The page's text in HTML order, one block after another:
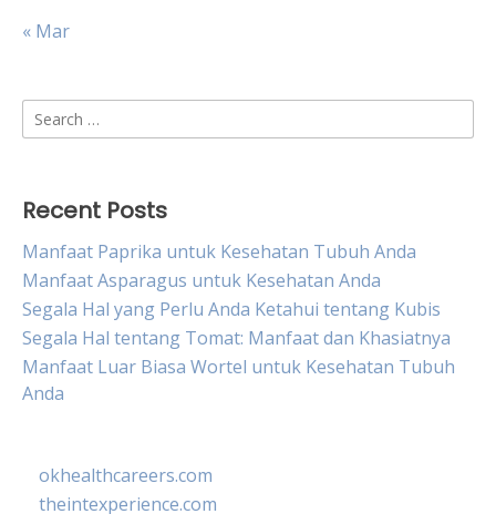
« Mar
Search
for:
Recent Posts
Manfaat Paprika untuk Kesehatan Tubuh Anda
Manfaat Asparagus untuk Kesehatan Anda
Segala Hal yang Perlu Anda Ketahui tentang Kubis
Segala Hal tentang Tomat: Manfaat dan Khasiatnya
Manfaat Luar Biasa Wortel untuk Kesehatan Tubuh
Anda
okhealthcareers.com
theintexperience.com